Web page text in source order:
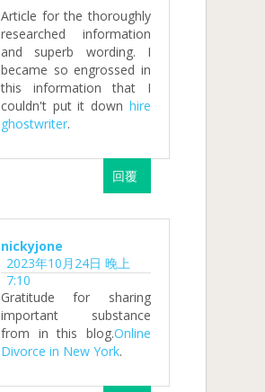
Article for the thoroughly
researched information
and superb wording. I
became so engrossed in
this information that I
couldn't put it down hire
ghostwriter.
回覆
nickyjone
2023年10月24日 晚上
7:10
Gratitude for sharing
important substance
from in this blog.Online
Divorce in New York.